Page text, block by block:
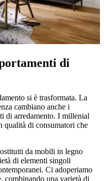
di
si è trasformata. La
cambiano anche i
di arredamento. I millenial
qualità di consumatori che
da mobili in legno
di elementi singoli
Ci adoperiamo
combinando una varietà di